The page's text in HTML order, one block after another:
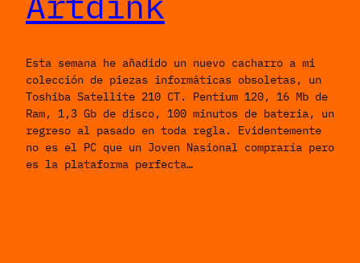
Esta semana he añadido un nuevo cacharro a mi
colección de piezas informáticas obsoletas, un
Toshiba Satellite 210 CT. Pentium 120, 16 Mb de
Ram, 1,3 Gb de disco, 100 minutos de bateria, un
regreso al pasado en toda regla. Evidentemente
no es el PC que un Joven Nasional compraría pero
es la plataforma perfecta…